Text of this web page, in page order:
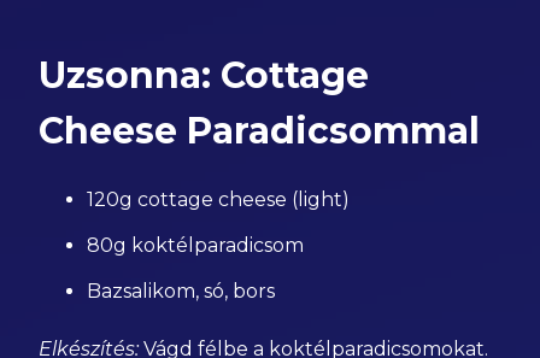
Uzsonna: Cottage
Cheese Paradicsommal
120g cottage cheese (light)
80g koktélparadicsom
Bazsalikom, só, bors
Elkészítés: Vágd félbe a koktélparadicsomokat.